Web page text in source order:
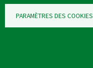
PARAMÈTRES DES COOKIES